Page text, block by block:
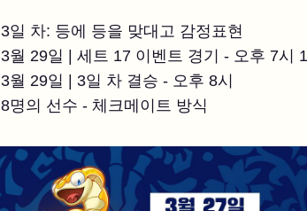
3일 차: 등에 등을 맞대고 감정표현
3월 29일 | 세트 17 이벤트 경기 - 오후 7시
3월 29일 | 3일 차 결승 - 오후 8시
8명의 선수 - 체크메이트 방식